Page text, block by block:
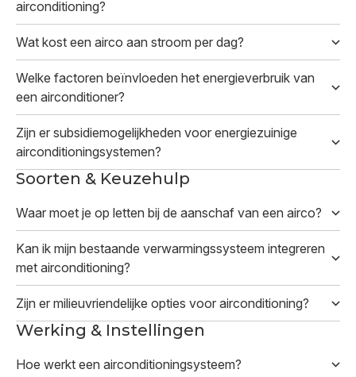
airconditioning?
Wat kost een airco aan stroom per dag?
Welke factoren beïnvloeden het energieverbruik van
een airconditioner?
Zijn er subsidiemogelijkheden voor energiezuinige
airconditioningsystemen?
Soorten & Keuzehulp
Waar moet je op letten bij de aanschaf van een airco?
Kan ik mijn bestaande verwarmingssysteem integreren
met airconditioning?
Zijn er milieuvriendelijke opties voor airconditioning?
Werking & Instellingen
Hoe werkt een airconditioningsysteem?